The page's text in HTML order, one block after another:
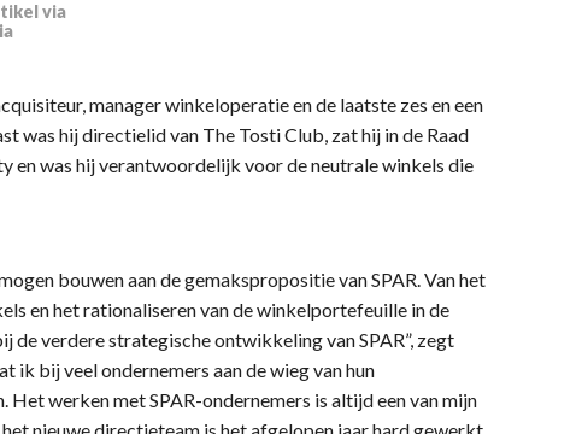
via
manager winkeloperatie en de laatste zes en een
was hij directielid van The Tosti Club, zat hij in de Raad
en was hij verantwoordelijk voor de neutrale winkels die
bouwen aan de gemakspropositie van SPAR. Van het
en het rationaliseren van de winkelportefeuille in de
verdere strategische ontwikkeling van SPAR”, zegt
ik bij veel ondernemers aan de wieg van hun
Het werken met SPAR-ondernemers is altijd een van mijn